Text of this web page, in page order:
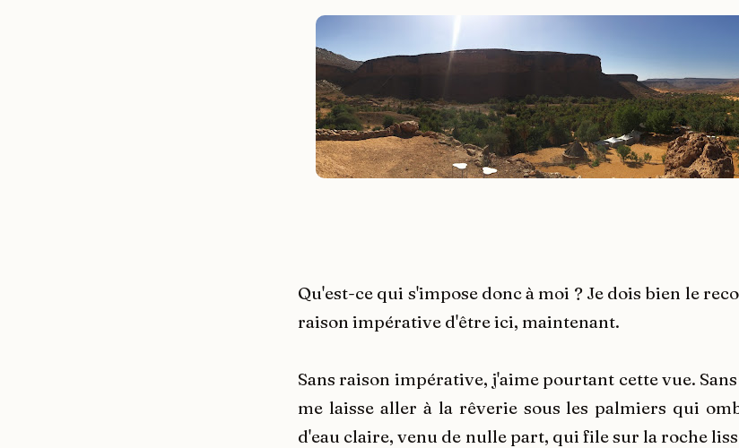
Qu'est-ce qui s'impose donc à moi ? Je dois bien le
raison impérative d'être ici, maintenant.
Sans raison impérative, j'aime pourtant cette vue.
me laisse aller à la rêverie sous les palmiers qui
d'eau claire, venu de nulle part, qui file sur la roche